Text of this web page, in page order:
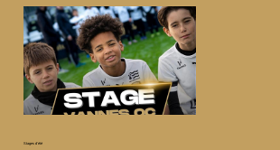
Stages d’été